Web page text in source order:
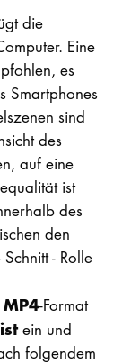
die
Eine
es
Smartphones
sind
des
auf eine
ist
des
den
- Rolle
MP4-Format
ein und
folgendem